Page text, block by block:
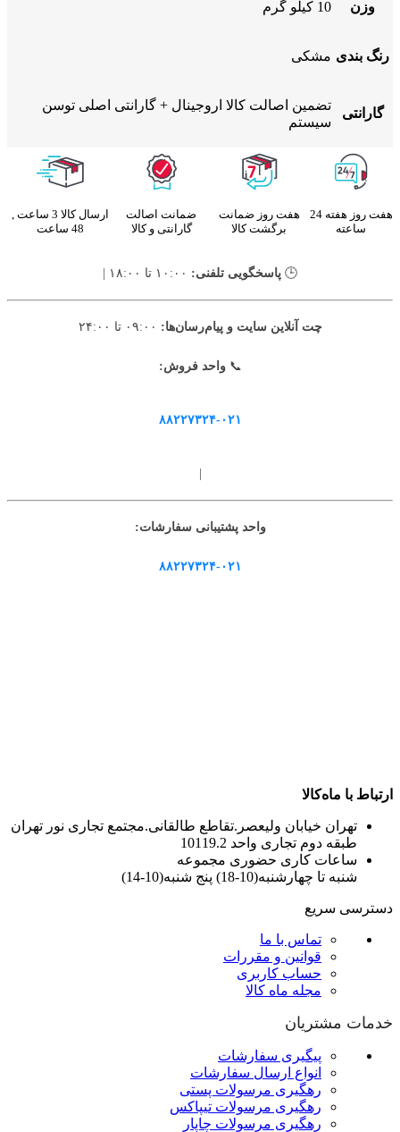
وزن 10 کیلو گرم
رنگ بندی مشکی
گارانتی
تضمین اصالت کالا اروجینال + گارانتی اصلی توسن
سیستم
هفت روز هفته 24
ساعته
هفت روز ضمانت
برگشت کالا
ضمانت اصالت
گارانتی و کالا
ارسال کالا 3 ساعت ,
48 ساعت
🕒 پاسخگویی تلفنی:
چت آنلاین سایت و پیام‌رسان‌ها:
📞واحد فروش:
۸۸۲۲۷۳۲۴-۰۲۱
واحد پشتیبانی سفارشات:
۸۸۲۲۷۳۲۴-۰۲۱
ارتباط با ماه‌کالا
تهران خیابان ولیعصر.تقاطع طالقانی.مجتمع تجاری نور تهران
طبقه دوم تجاری واحد 10119.2
ساعات کاری حضوری مجموعه
شنبه تا چهارشنبه(10-18) پنج شنبه(10-14)
دسترسی سریع
تماس با ما
قوانین و مقررات
حساب کاربری
مجله ماه کالا
خدمات مشتریان
پیگیری سفارشات
انواع ارسال سفارشات
رهگیری مرسولات پستی
رهگیری مرسولات تیپاکس
رهگیری مرسولات چاپار